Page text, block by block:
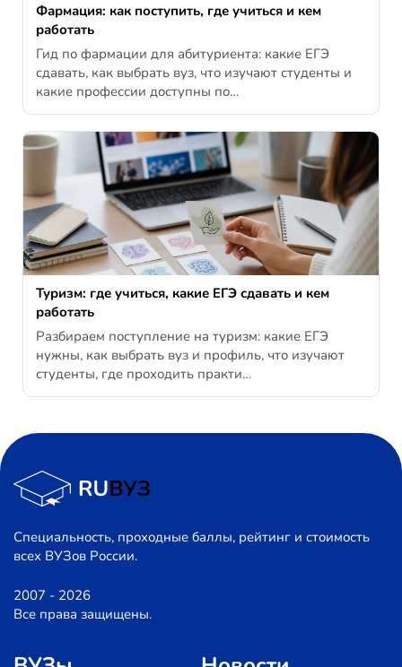
Фармация: как поступить, где учиться и кем
работать
Гид по фармации для абитуриента: какие ЕГЭ
сдавать, как выбрать вуз, что изучают студенты и
какие профессии доступны по…
Туризм: где учиться, какие ЕГЭ сдавать и кем
работать
Разбираем поступление на туризм: какие ЕГЭ
нужны, как выбрать вуз и профиль, что изучают
студенты, где проходить практи…
Специальность, проходные баллы, рейтинг и стоимость
всех ВУЗов России.
2007 - 2026
Все права защищены.